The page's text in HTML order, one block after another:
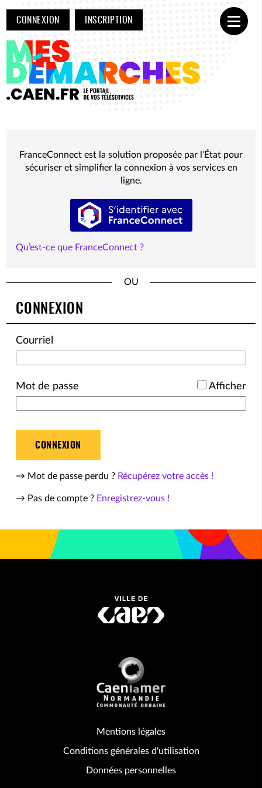
CONNEXION INSCRIPTION
Ouvrir
FranceConnect est la solution proposée par l’État pour
sécuriser et simplifier la connexion à vos services en
ligne.
S’identifier avec FranceConnect
Qu’est-ce que FranceConnect ?
CONNEXION
Courriel
*
Mot de passe Afficher
CONNEXION
→ Mot de passe perdu ? Récupérez votre accès !
→ Pas de compte ? Enregistrez-vous !
Mentions légales
Conditions générales d'utilisation
Données personnelles